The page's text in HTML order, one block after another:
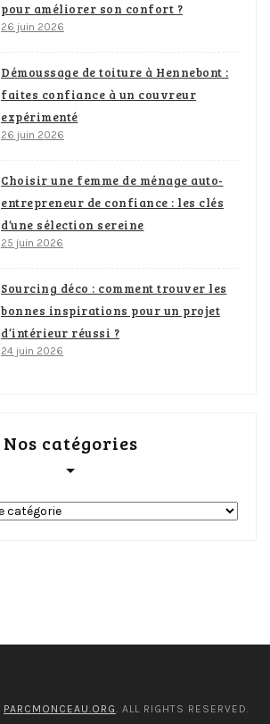
pour améliorer son confort ?
26 juin 2026
Démoussage de toiture à Hennebont :
faites confiance à un couvreur
expérimenté
26 juin 2026
Choisir une femme de ménage auto-
entrepreneur de confiance : les clés
d’une sélection sereine
25 juin 2026
Sourcing déco : comment trouver les
bonnes inspirations pour un projet
d’intérieur réussi ?
24 juin 2026
Nos catégories
PARCMONCEAU.ORG. ALL RIGHTS RESERVED.